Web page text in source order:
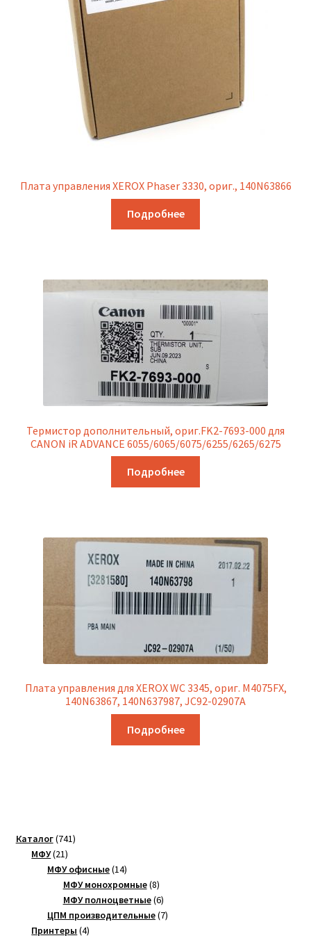
Плата управления XEROX Phaser 3330, ориг., 140N63866
Подробнее
Термистор дополнительный, ориг.FK2-7693-000 для
CANON iR ADVANCE 6055/6065/6075/6255/6265/6275
Подробнее
Плата управления для XEROX WC 3345, ориг. M4075FX,
140N63867, 140N637987, JC92-02907A
Подробнее
Каталог 741741
МФУ 2121
товар
МФУ офисные 1414
товаров
МФУ монохромные 88
товаров
МФУ полноцветные 66
товаров
ЦПМ производительные 77
Принтеры 44